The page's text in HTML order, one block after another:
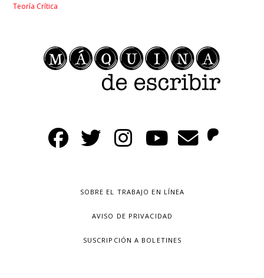
Teoría Crítica
SOBRE EL TRABAJO EN LÍNEA
AVISO DE PRIVACIDAD
SUSCRIPCIÓN A BOLETINES